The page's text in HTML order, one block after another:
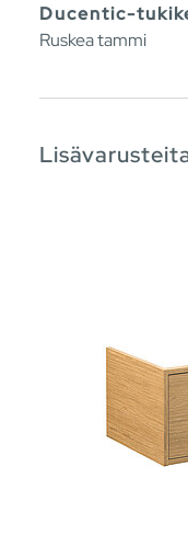
Ducentic-
Ruskea tammi